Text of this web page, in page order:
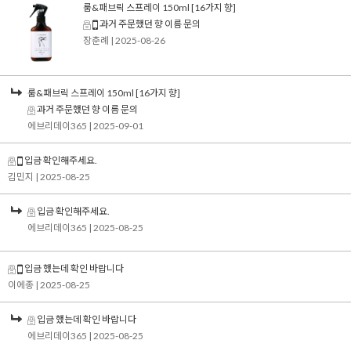
룸&패브릭 스프레이 150ml [16가지 향]
과거 주문했던 향 이름 문의
장춘례 | 2025-08-26
룸&패브릭 스프레이 150ml [16가지 향]
과거 주문했던 향 이름 문의
에브리데이365 | 2025-09-01
입금 확인해주세요.
김민지 | 2025-08-25
입금 확인해주세요.
에브리데이365 | 2025-08-25
입금 했는데 확인 바랍니다
이에종 | 2025-08-25
입금 했는데 확인 바랍니다
에브리데이365 | 2025-08-25